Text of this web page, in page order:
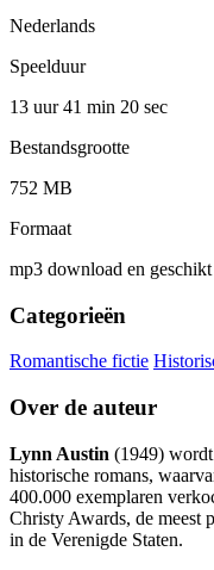
Nederlands
Speelduur
13 uur 41 min 20 sec
Bestandsgrootte
752 MB
Formaat
mp3 download en
Categorieën
Romantische fictie
Over de auteur
Lynn Austin (1949)
historische romans,
400.000 exemplaren
Christy Awards, de meest
in de Verenigde Staten.